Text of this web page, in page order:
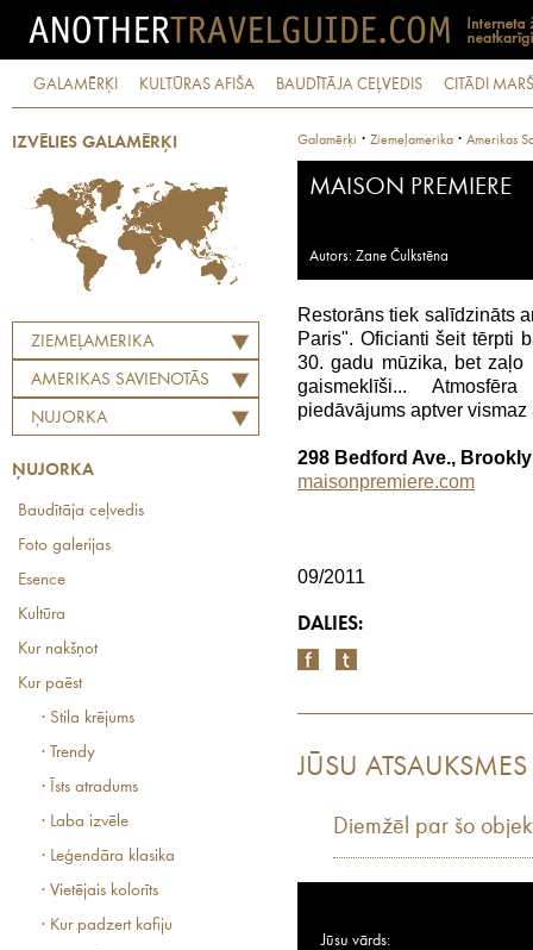
GALAMĒRĶI KULTŪRAS AFIŠA BAUDĪTĀJA CEĻVEDIS CITĀDI
IZVĒLIES GALAMĒRĶI
ZIEMEĻAMERIKA
AMERIKAS SAVIENOTĀS
VALSTIS
ŅUJORKA
ŅUJORKA
Baudītāja ceļvedis
Foto galerijas
Esence
Kultūra
Kur nakšņot
Kur paēst
· Stila krējums
· Trendy
· Īsts atradums
· Laba izvēle
· Leģendāra klasika
· Vietējais kolorīts
· Kur padzert kafiju
Galamērķi · Ziemeļamerika · Amerikas
MAISON PREMIERE
Autors: Zane Čulkstēna
Restorāns tiek salīdzināts
Paris". Oficianti šeit tērpti
30. gadu mūzika, bet
gaismeklīši...
piedāvājums aptver
298 Bedford Ave.,
maisonpremiere.com
09/2011
DALIES:
JŪSU ATSAUKSMES
Diemžēl par šo
Jūsu vārds: